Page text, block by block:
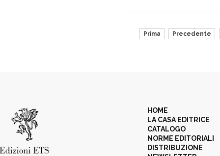
Prima Precedente
HOME
LA CASA EDITRICE
CATALOGO
NORME EDITORIALI
DISTRIBUZIONE